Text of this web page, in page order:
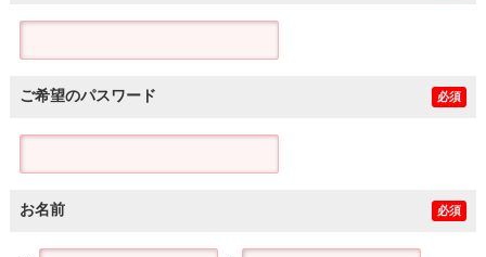
ご希望のパスワード 必須
お名前 必須